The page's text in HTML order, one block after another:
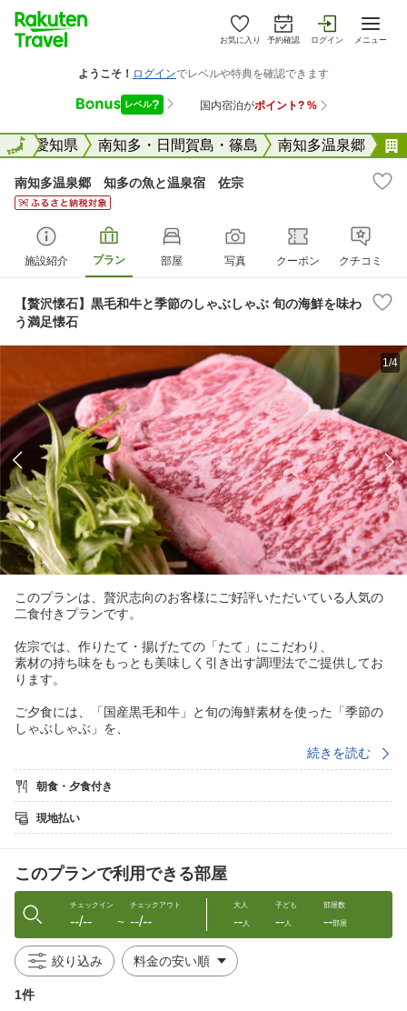
お気に入り 予約確認 ログイン メニュー
全国愛知県 南知多・日間賀島・篠島 南知多温泉郷
全国
南知多温泉郷 知多の魚と温泉宿 佐宗
施設紹介 プラン 部屋 写真 クーポン クチコミ
【贅沢懐石】黒毛和牛と季節のしゃぶしゃぶ 旬の海鮮を味わ
う満足懐石
1/4
このプランは、贅沢志向のお客様にご好評いただいている人気の
二食付きプランです。
佐宗では、作りたて・揚げたての「たて」にこだわり、
素材の持ち味をもっとも美味しく引き出す調理法でご提供してお
ります。
ご夕食には、「国産黒毛和牛」と旬の海鮮素材を使った「季節の
しゃぶしゃぶ」を、
せっかくなら、旬の味覚を少し贅沢に楽しみたいというお客様に
おすすめの内容です。
じゃらんnetランキング 売れた宿大賞2018（愛知県1〜10室部門）
第3位
料理長は、昭和天皇の御膳料理を務めた料理人に直接師事し、
その技と哲学を礎に、旬の食材を一皿一皿丁寧に仕立てておりま
す。
知多の恵みと職人の手仕事が織りなす、佐宗ならではの味わいを
お楽しみください。
■ご夕食■
続きを読む
朝食・夕食付き
現地払い
このプランで利用できる部屋
チェックイン
--/-- 〜
チェックアウト
--/--
大人
--人
子ども
--人
部屋数
--部屋
絞り込み
1件